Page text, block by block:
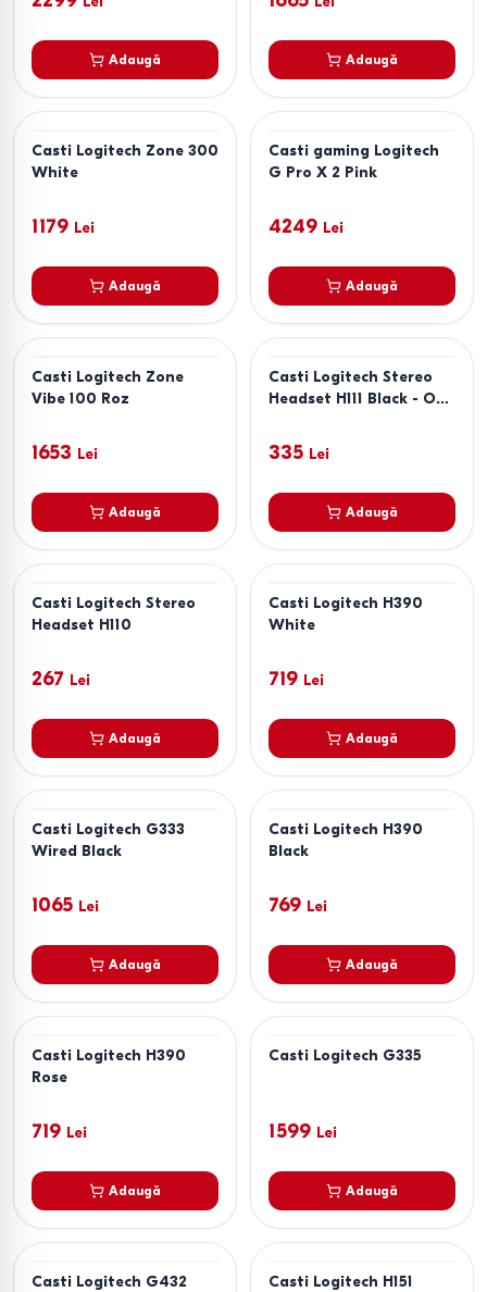
Adaugă Adaugă
Casti Logitech Zone 300
White
1179 Lei
Adaugă
Casti gaming Logitech
G Pro X 2 Pink
4249 Lei
Adaugă
Casti Logitech Zone
Vibe 100 Roz
1653 Lei
Adaugă
Casti Logitech Stereo
Headset H111 Black - One
335 Lei
Adaugă
Casti Logitech Stereo
Headset H110
267 Lei
Adaugă
Casti Logitech H390
White
719 Lei
Adaugă
Casti Logitech G333
Wired Black
1065 Lei
Adaugă
Casti Logitech H390
Black
769 Lei
Adaugă
Casti Logitech H390
Rose
719 Lei
Adaugă
Casti Logitech G335
1599 Lei
Adaugă
Casti Logitech G432
Casti Logitech H151